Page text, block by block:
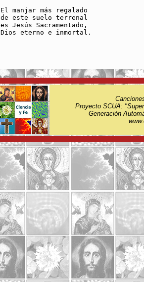
El manjar más regalado
de este suelo terrenal
es Jesús Sacramentado,
Dios eterno e inmortal.
Proyecto SCUA:
Generación